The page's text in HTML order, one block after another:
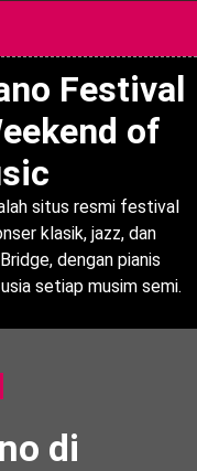
Festival
of
situs resmi festival
klasik, jazz, dan
dengan pianis
setiap musim semi.
di